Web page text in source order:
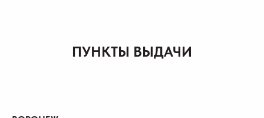
ПУНКТЫ ВЫДАЧИ